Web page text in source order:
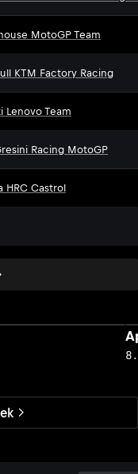
MotoGP Team
KTM Factory Racing
Lenovo Team
Racing MotoGP
HRC Castrol